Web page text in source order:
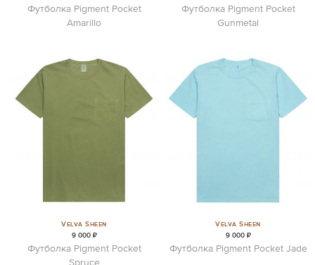
Футболка Pigment Pocket
Amarillo
Футболка Pigment Pocket
Gunmetal
Velva Sheen
9 000 ₽
Футболка Pigment Pocket
Spruce
Velva Sheen
9 000 ₽
Футболка Pigment Pocket Jade